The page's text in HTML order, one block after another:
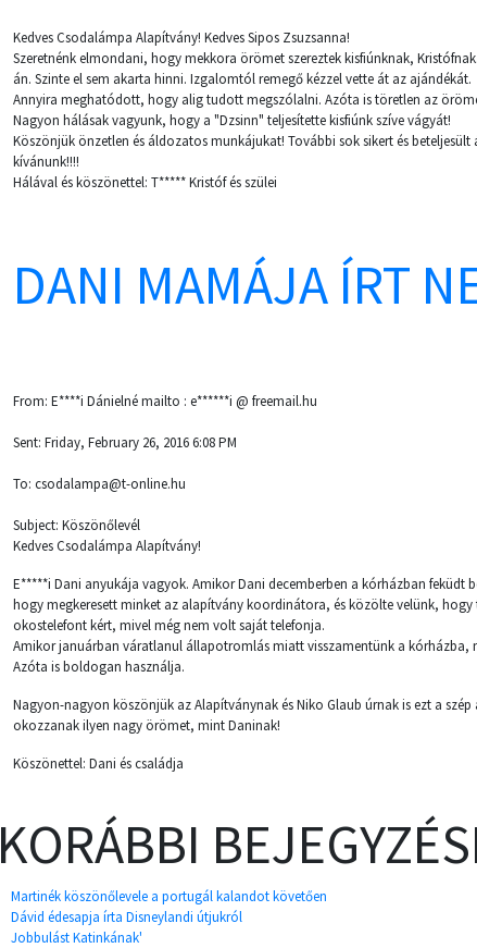
Kedves Csodalámpa Alapítvány! Kedves Sipos Zsuzsanna!
Szeretnénk elmondani, hogy mekkora örömet szereztek kisfiúnknak,
án. Szinte el sem akarta hinni. Izgalomtól remegő kézzel vette át az ajándékát.
Annyira meghatódott, hogy alig tudott megszólalni. Azóta is töretlen az
Nagyon hálásak vagyunk, hogy a "Dzsinn" teljesítette kisfiúnk szíve vágyát!
Köszönjük önzetlen és áldozatos munkájukat! További sok sikert és
kívánunk!!!!
Hálával és köszönettel: T***** Kristóf és szülei
DANI MAMÁJA ÍRT
From: E****i Dánielné mailto : e******i @ freemail.hu
Sent: Friday, February 26, 2016 6:08 PM
To: csodalampa@t-online.hu
Subject: Köszönőlevél
Kedves Csodalámpa Alapítvány!
E*****i Dani anyukája vagyok. Amikor Dani decemberben a kórházban feküdt
hogy megkeresett minket az alapítvány koordinátora, és közölte velünk, hogy
okostelefont kért, mivel még nem volt saját telefonja.
Amikor januárban váratlanul állapotromlás miatt visszamentünk a
Azóta is boldogan használja.
Nagyon-nagyon köszönjük az Alapítványnak és Niko Glaub úrnak is ezt a
okozzanak ilyen nagy örömet, mint Daninak!
Köszönettel: Dani és családja
KORÁBBI
Martinék köszönőlevele a portugál kalandot követően
Dávid édesapja írta Disneylandi útjukról
Jobbulást Katinkának'